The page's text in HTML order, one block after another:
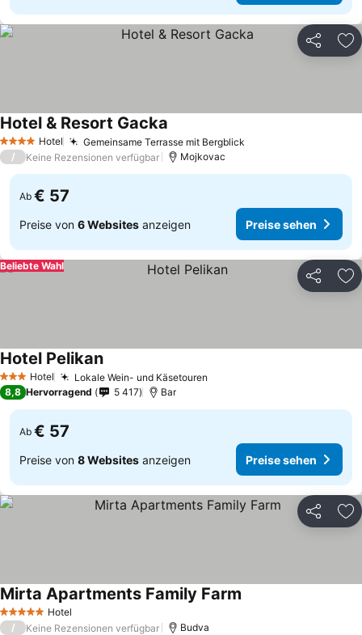
Teilen
4 Sterne Hotel Gemeinsame Terrasse mit Bergblick
Hotel & Resort Gacka
/ Keine Rezensionen verfügbar Mojkovac
Ab € 57
Preise von 6 Websites anzeigen Preise sehen
Teilen
Beliebte Wahl
3 SterneHotel Lokale Wein- und Käsetouren
Hotel PelikanPreise sehen
8,8 Hervorragend 5 417 Bar
Ab € 57
Preise von 8 Websites anzeigen Preise sehen
Teilen
5 Sterne Hotel
Mirta Apartments Family Farm
/ Keine Rezensionen verfügbar Budva